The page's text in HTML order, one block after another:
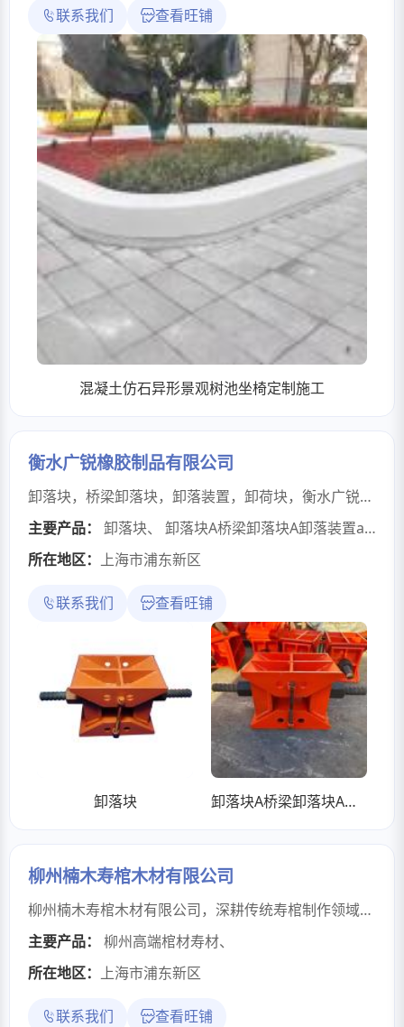
联系我们 查看旺铺
混凝土仿石异形景观树池坐椅定制施工
衡水广锐橡胶制品有限公司
卸落块，桥梁卸落块，卸落装置，卸荷块，衡水广锐橡胶制品有限公司处于衡水市滨湖新区开发区。是一家集工程橡胶，路桥养护、维修，防水材料、防水工程施工，生产、加工及销售于 一体的现代化企业。公司主要经营的产品有：桥梁伸缩缝、桥梁橡胶支座、橡胶止水带（PVC塑料止水带、复合自粘型止水带、钢板止水带、遇水膨胀橡胶止水带）,橡胶充气气囊,预应力波纹管,锚具等系列产品。产品应用于公路桥梁、铁道桥梁及隧道、地铁、水库 、电厂、高层楼房等建筑工程，并被许多大中型重点工程所采用，取得了经济效益和社会效益的双丰收。钢楔块本公司拥有多条伸缩缝安装及支座的更换施工队伍，生产设备完善，制造工艺合理，检测手段，产品质量稳定。衡水广锐橡胶制品有限公司坚持以提高产品质量为重点，科学管理为核心，讲信誉求发展的经营原则，建立完善的售后服务保障体系，以好的产品创造质量好的工程， 共同服务于我国的交通事业。公司积极采取各种措施降低客户采购成本，尽量减少中间环节，降低客户成本。凭借可靠的产品质量和有竞争力的价格以及完 善的售后服务赢得了广大客户的信赖。并得到了良好反馈，深得用户好评。
主要产品：
卸落块、 卸落块A桥梁卸落块A卸落装置a型100吨b型200吨
所在地区： 上海市浦东新区
联系我们 查看旺铺
卸落块 卸落块A桥梁卸落块A卸落装置a型100吨b型200吨
柳州楠木寿棺木材有限公司
柳州楠木寿棺木材有限公司，深耕传统寿棺制作领域，依托“死在柳州”的千年寿棺文化底蕴，专注高端寿棺的匠心打造。公司由年过七旬、拥有四十余年行业经验的老手艺人主理，坚守榫卯拼接、手工雕刻等传统工艺，严选优质木材，确保成品坚固耐腐、庄重典雅。凭借精湛技艺与可靠品质，产品客户遍布全国，并远销香港、台湾地区及海外，是传承传统殡葬文化的匠心载体。
主要产品：
柳州高端棺材寿材、
所在地区： 上海市浦东新区
联系我们 查看旺铺